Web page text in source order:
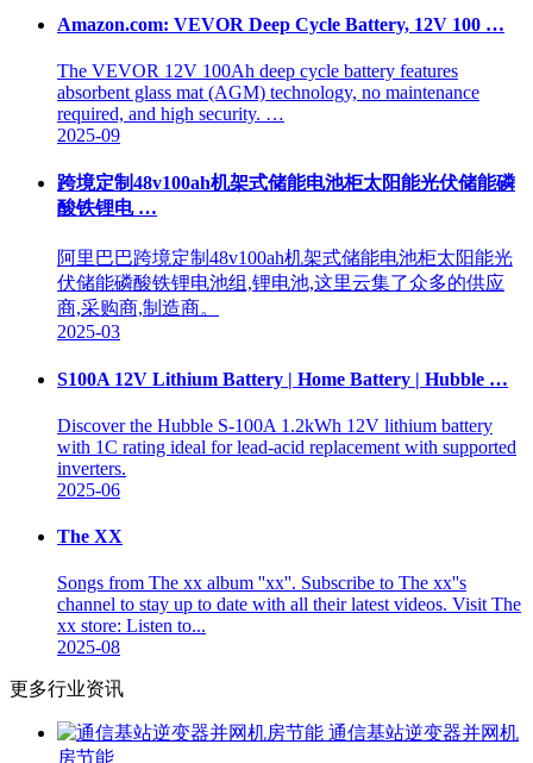
Amazon.com: VEVOR Deep Cycle Battery, 12V 100 …
The VEVOR 12V 100Ah deep cycle battery features
absorbent glass mat (AGM) technology, no maintenance
required, and high security. …
2025-09
跨境定制48v100ah机架式储能电池柜太阳能光伏储能磷
酸铁锂电 …
阿里巴巴跨境定制48v100ah机架式储能电池柜太阳能光
伏储能磷酸铁锂电池组,锂电池,这里云集了众多的供应
商,采购商,制造商。
2025-03
S100A 12V Lithium Battery | Home Battery | Hubble …
Discover the Hubble S-100A 1.2kWh 12V lithium battery
with 1C rating ideal for lead-acid replacement with supported
inverters.
2025-06
The XX
Songs from The xx album ''xx''. Subscribe to The xx''s
channel to stay up to date with all their latest videos. Visit The
xx store: Listen to...
2025-08
更多行业资讯
通信基站逆变器并网机
房节能